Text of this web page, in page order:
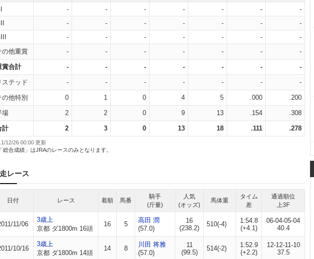
- - - - - -
-
- - - - - -
-
- - - - - -
-
の他重賞
- - - - - - -
賞合計 - - - - - - -
ステッド - - - - - - -
の他特別 0 1 0 4 5 .000 .200
場 2 2 0 9 13 .154 .308
計 2 3 0 13 18 .111 .278
12/26 00:00 更新
総合成績」はJRAのレースのみとなります。
レース
日付 レース 着順 馬番
騎手
(斤量)
人気
(オッズ)
馬体重
タイム
差
通過順位
上3F
11/06
3歳上
京都 ダ1800m 16頭
16 5
高田 潤
(57.0)
16
(238.2)
510(-4)
1:54.8
(+4.1)
06-04-05-04
40.4
10/16
3歳上
京都 ダ1800m 14頭
14 8
川田 将雅
(57.0)
11
(99.5)
514(-2)
1:52.9
(+2.2)
12-12-11-10
37.5